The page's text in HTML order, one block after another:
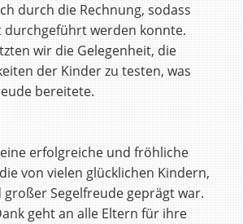
durch die Rechnung, sodass
durchgeführt werden konnte.
wir die Gelegenheit, die
der Kinder zu testen, was
bereitete.
erfolgreiche und fröhliche
von vielen glücklichen Kindern,
großer Segelfreude geprägt war.
geht an alle Eltern für ihre